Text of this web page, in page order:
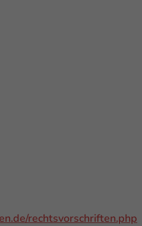
rechtsvorschriften.php